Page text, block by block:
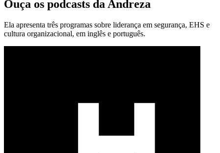
Ouça os podcasts da Andreza
Ela apresenta três programas sobre liderança em segurança, EHS e
cultura organizacional, em inglês e português.